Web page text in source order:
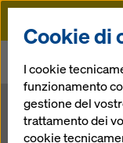
Doka
bauma 2013 –
Cookie di
I cookie
funzionamento
gestione del
trattamento dei
cookie